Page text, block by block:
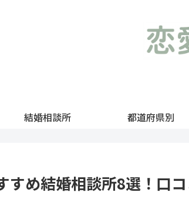
結婚相談所 都道府県別
すめ結婚相談所8選！口